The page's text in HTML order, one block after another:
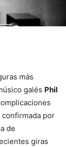
más
galés Phil
confirmada por
de
giras